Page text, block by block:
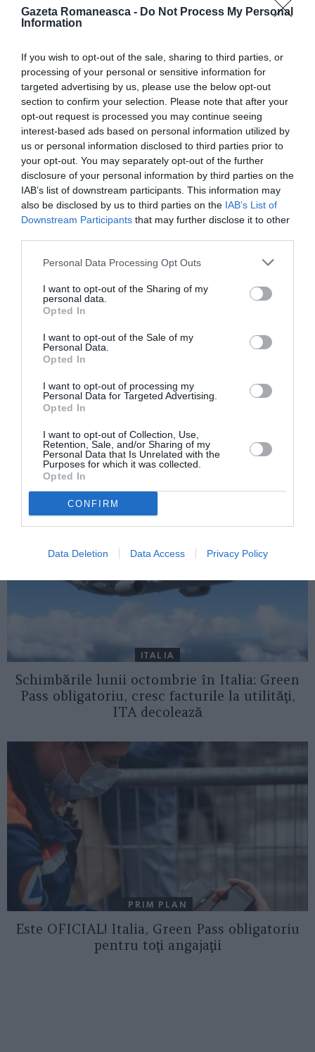
Gazeta Romaneasca - Do Not Process My Personal
Information
If you wish to opt-out of the sale, sharing to third parties, or
processing of your personal or sensitive information for
targeted advertising by us, please use the below opt-out
section to confirm your selection. Please note that after your
opt-out request is processed you may continue seeing
interest-based ads based on personal information utilized by
us or personal information disclosed to third parties prior to
your opt-out. You may separately opt-out of the further
disclosure of your personal information by third parties on the
IAB’s list of downstream participants. This information may
also be disclosed by us to third parties on the IAB’s List of
Downstream Participants that may further disclose it to other
Personal Data Processing Opt Outs
I want to opt-out of the Sharing of my
personal data.
Opted In
I want to opt-out of the Sale of my
Personal Data.
Opted In
I want to opt-out of processing my
Personal Data for Targeted Advertising.
Opted In
I want to opt-out of Collection, Use,
Retention, Sale, and/or Sharing of my
Personal Data that Is Unrelated with the
Purposes for which it was collected.
Opted In
CONFIRM
Data Deletion Data Access Privacy Policy
lucrează, în sectoarele public și privat, el nu are
nicio îndoială
toate activitățile care au loc în interior.Varianta
Delta este atât de contagioasă încât, dacă îi dai spațiu,
le ia pe toate
Deci, prin extinderea permisului verde, se va putea
evita punerea obligației de vaccinare.”Da, pentru că
se va ajunge în continuare la o acoperire foarte
mare. De asemenea, este clar că, dacă apar noi
variante și mai îngrijorătoare ale Deltei,
CORONAVIRUS ITALIA GREEN PASS STIRI ITALIA
Articolul anterior
Fetiță de nici doi ani, în comă. „Are coaste
rupte, capul spart”. Mama ar fi mușcat-o
Soț și soție cu Covid, nevaccinați, au murit
în două săptămâni: au lăsat 5 copii
AȚI PUTEA DORI DE
ASEMENEA
ITALIA
Schimbările lunii octombrie în Italia: Green
Pass obligatoriu, cresc facturile la utilităţi,
ITA decolează
PRIM PLAN
Este OFICIAL! Italia, Green Pass obligatoriu
pentru toţi angajaţii